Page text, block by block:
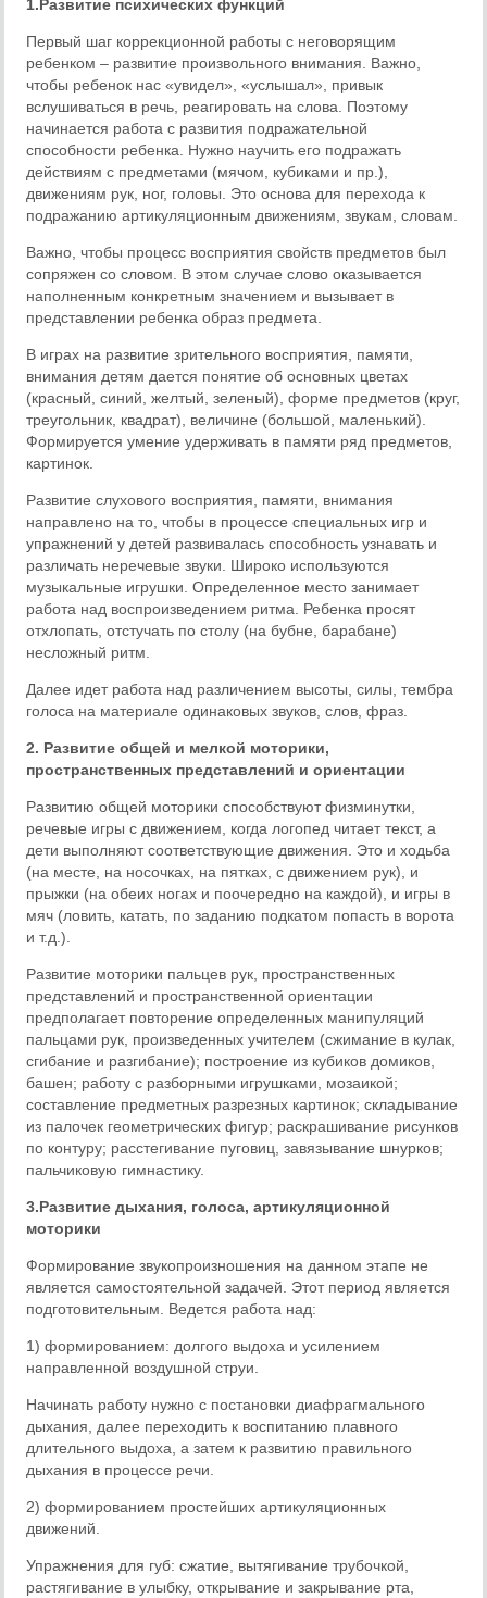
1. Развитие психических функций
Первый шаг коррекционной работы с неговорящим
ребенком – развитие произвольного внимания. Важно,
чтобы ребенок нас «увидел», «услышал», привык
вслушиваться в речь, реагировать на слова. Поэтому
начинается работа с развития подражательной
способности ребенка. Нужно научить его подражать
действиям с предметами (мячом, кубиками и пр.),
движениям рук, ног, головы. Это основа для перехода к
подражанию артикуляционным движениям, звукам, словам.
Важно, чтобы процесс восприятия свойств предметов был
сопряжен со словом. В этом случае слово оказывается
наполненным конкретным значением и вызывает в
представлении ребенка образ предмета.
В играх на развитие зрительного восприятия, памяти,
внимания детям дается понятие об основных цветах
(красный, синий, желтый, зеленый), форме предметов (круг,
треугольник, квадрат), величине (большой, маленький).
Формируется умение удерживать в памяти ряд предметов,
картинок.
Развитие слухового восприятия, памяти, внимания
направлено на то, чтобы в процессе специальных игр и
упражнений у детей развивалась способность узнавать и
различать неречевые звуки. Широко используются
музыкальные игрушки. Определенное место занимает
работа над воспроизведением ритма. Ребенка просят
отхлопать, отстучать по столу (на бубне, барабане)
несложный ритм.
Далее идет работа над различением высоты, силы, тембра
голоса на материале одинаковых звуков, слов, фраз.
2. Развитие общей и мелкой моторики,
пространственных представлений и ориентации
Развитию общей моторики способствуют физминутки,
речевые игры с движением, когда логопед читает текст, а
дети выполняют соответствующие движения. Это и ходьба
(на месте, на носочках, на пятках, с движением рук), и
прыжки (на обеих ногах и поочередно на каждой), и игры в
мяч (ловить, катать, по заданию подкатом попасть в ворота
и т.д.).
Развитие моторики пальцев рук, пространственных
представлений и пространственной ориентации
предполагает повторение определенных манипуляций
пальцами рук, произведенных учителем (сжимание в кулак,
сгибание и разгибание); построение из кубиков домиков,
башен; работу с разборными игрушками, мозаикой;
составление предметных разрезных картинок; складывание
из палочек геометрических фигур; раскрашивание рисунков
по контуру; расстегивание пуговиц, завязывание шнурков;
пальчиковую гимнастику.
3.Развитие дыхания, голоса, артикуляционной
моторики
Формирование звукопроизношения на данном этапе не
является самостоятельной задачей. Этот период является
подготовительным. Ведется работа над:
1) формированием: долгого выдоха и усилением
направленной воздушной струи.
Начинать работу нужно с постановки диафрагмального
дыхания, далее переходить к воспитанию плавного
длительного выдоха, а затем к развитию правильного
дыхания в процессе речи.
2) формированием простейших артикуляционных
движений.
Упражнения для губ: сжатие, вытягивание трубочкой,
растягивание в улыбку, открывание и закрывание рта,